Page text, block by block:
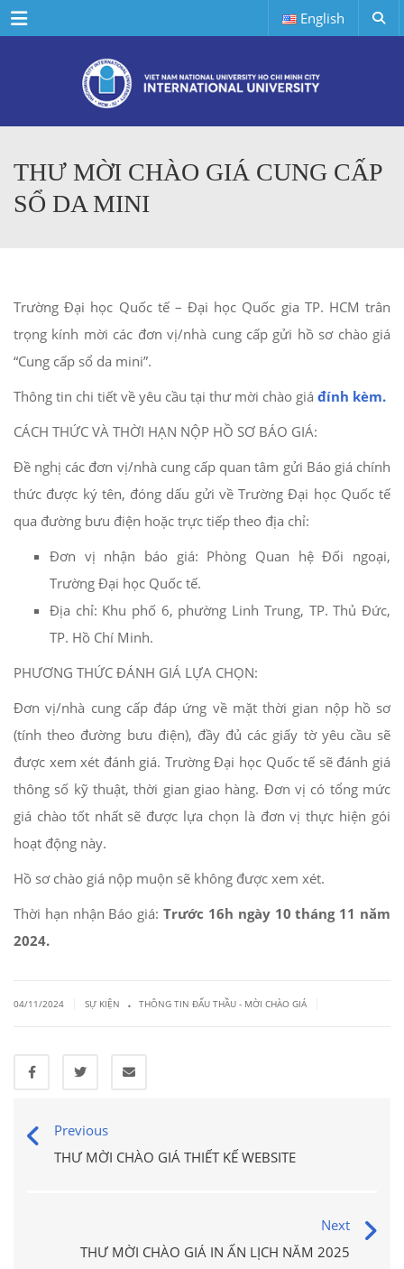
Menu English
THƯ MỜI CHÀO GIÁ CUNG CẤP
SỔ DA MINI
Trường Đại học Quốc tế – Đại học Quốc gia TP. HCM trân
trọng kính mời các đơn vị/nhà cung cấp gửi hồ sơ chào giá
“Cung cấp sổ da mini”.
Thông tin chi tiết về yêu cầu tại thư mời chào giá đính kèm.
CÁCH THỨC VÀ THỜI HẠN NỘP HỒ SƠ BÁO GIÁ:
Đề nghị các đơn vị/nhà cung cấp quan tâm gửi Báo giá chính
thức được ký tên, đóng dấu gửi về Trường Đại học Quốc tế
qua đường bưu điện hoặc trực tiếp theo địa chỉ:
Đơn vị nhận báo giá: Phòng Quan hệ Đối ngoại,
Trường Đại học Quốc tế.
Địa chỉ: Khu phố 6, phường Linh Trung, TP. Thủ Đức,
TP. Hồ Chí Minh.
PHƯƠNG THỨC ĐÁNH GIÁ LỰA CHỌN:
Đơn vị/nhà cung cấp đáp ứng về mặt thời gian nộp hồ sơ
(tính theo đường bưu điện), đầy đủ các giấy tờ yêu cầu sẽ
được xem xét đánh giá. Trường Đại học Quốc tế sẽ đánh giá
thông số kỹ thuật, thời gian giao hàng. Đơn vị có tổng mức
giá chào tốt nhất sẽ được lựa chọn là đơn vị thực hiện gói
hoạt động này.
Hồ sơ chào giá nộp muộn sẽ không được xem xét.
Thời hạn nhận Báo giá:Trước 16h ngày 10 tháng 11 năm
2024.
04/11/2024 SỰ KIỆN . THÔNG TIN ĐẤU THẦU - MỜI CHÀO GIÁ
Previous
THƯ MỜI CHÀO GIÁ THIẾT KẾ WEBSITE
Next
THƯ MỜI CHÀO GIÁ IN ẤN LỊCH NĂM 2025